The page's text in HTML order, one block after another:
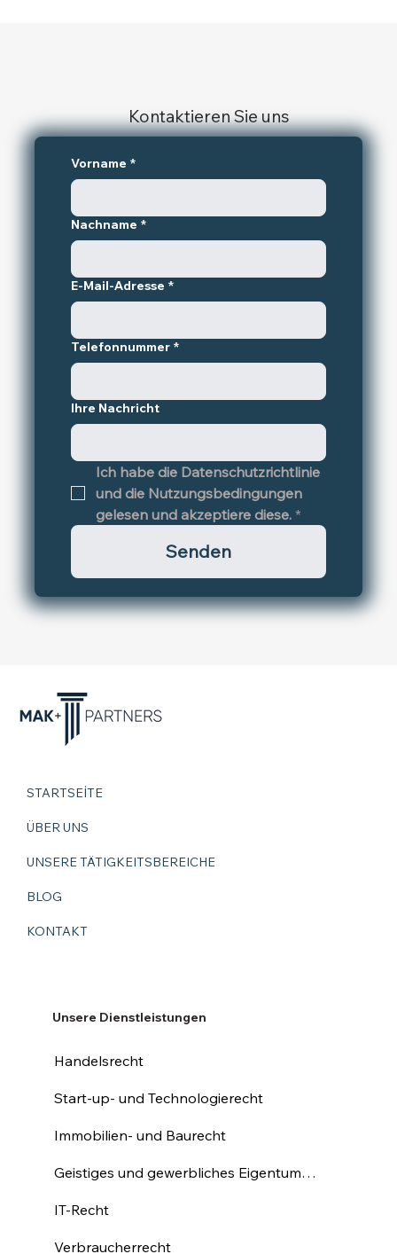
Kontaktieren Sie uns
Vorname *
Nachname *
E-Mail-Adresse *
Telefonnummer *
Ihre Nachricht
Ich habe die Datenschutzrichtlinie
und die Nutzungsbedingungen
gelesen und akzeptiere diese. *
Senden
Unsere Dienstleistungen
Handelsrecht
Start-up- und Technologierecht
Immobilien- und Baurecht
Geistiges und gewerbliches Eigentumsrecht
IT-Recht
Verbraucherrecht
STARTSEİTE
ÜBER UNS
UNSERE TÄTIGKEITSBEREICHE
BLOG
KONTAKT